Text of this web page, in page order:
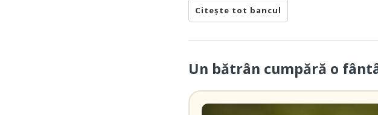
Citește tot bancul
Un bătrân cumpără o